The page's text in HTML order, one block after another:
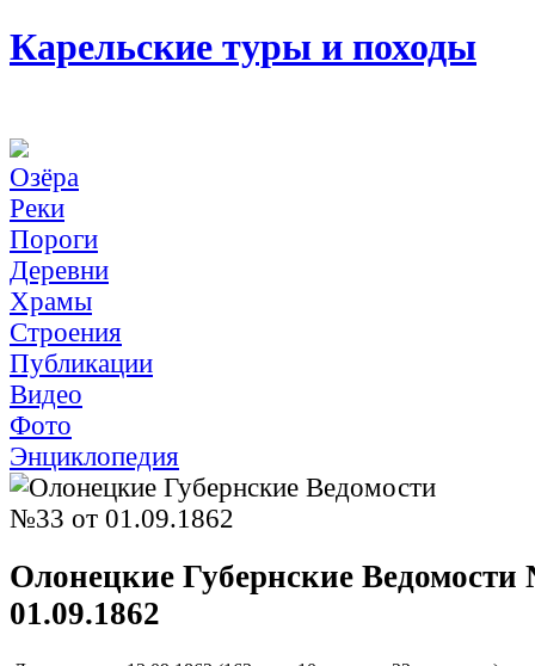
Карельские туры и походы
Озёра
Реки
Пороги
Деревни
Храмы
Строения
Публикации
Видео
Фото
Энциклопедия
Олонецкие Губернские Ведомости
01.09.1862